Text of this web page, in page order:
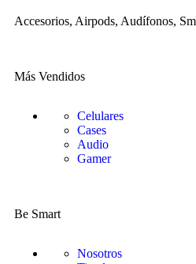
Accesorios, Airpods, Audífonos,
Más Vendidos
Celulares
Cases
Audio
Gamer
Be Smart
Nosotros